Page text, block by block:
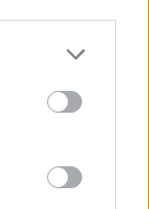
επανήλθε,
Σάββατό